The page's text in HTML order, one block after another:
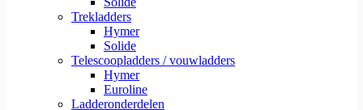
Trekladders
Hymer
Solide
Telescoopladders / vouwladders
Hymer
Euroline
Ladderonderdelen